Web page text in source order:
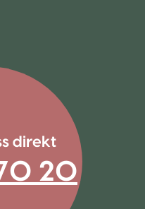
direkt
20